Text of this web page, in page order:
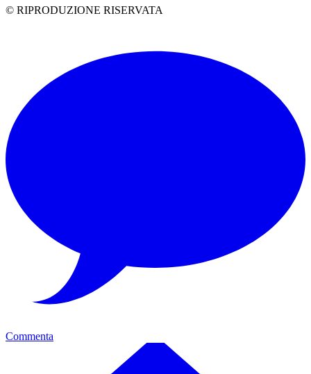
© RIPRODUZIONE RISERVATA
Commenta